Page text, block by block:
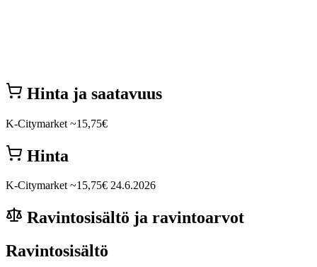
Hinta ja saatavuus
K-Citymarket ~15,75€
Hinta
K-Citymarket ~15,75€ 24.6.2026
Ravintosisältö ja ravintoarvot
Ravintosisältö